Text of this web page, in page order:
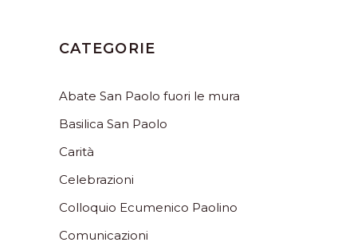
CATEGORIE
Abate San Paolo fuori le mura
Basilica San Paolo
Carità
Celebrazioni
Colloquio Ecumenico Paolino
Comunicazioni